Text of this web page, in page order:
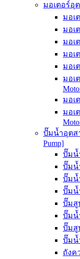
มอเตอร์อุ
มอเ
มอเ
มอเ
มอเ
มอเ
มอเ
มอเ
มอเ
ปั๊มน้ำอุตส
Pump]
ปั๊มน้
ปั๊มน้
ปั๊มน้
ปั๊มน้
ปั๊มสู
ปั๊มน้
ปั๊มสู
ปั๊มน้
ถังค